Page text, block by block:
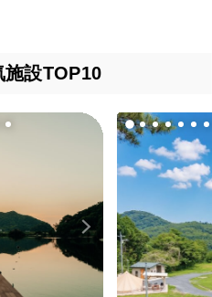
施設TOP10